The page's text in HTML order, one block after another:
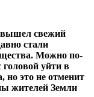
вышел свежий
стали
Можно по-
уйти в
но это не отменит
жителей Земли